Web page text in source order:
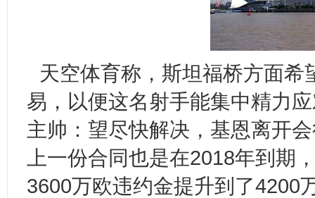
天空体育称，斯坦福桥方面
易，以便这名射手能集中精力
主帅：望尽快解决，基恩离开
上一份合同也是在2018年到期
3600万欧违约金提升到了4200